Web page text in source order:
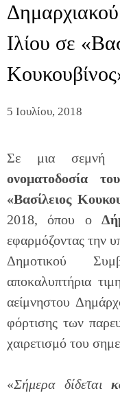
Ιλίου σε
5 Ιουλίου, 2018
Σε μια σεμνή
ονοματοδοσία
«Βασίλειος
2018, όπου ο
εφαρμόζοντας την
Δημοτικού
αποκαλυπτήρια
αείμνηστου
φόρτισης των
χαιρετισμό του
«Σήμερα δίδεται